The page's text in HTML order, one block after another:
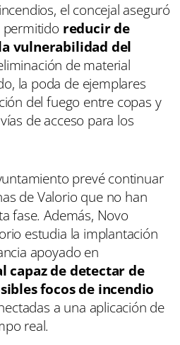
el concejal aseguró
permitido reducir de
vulnerabilidad del
de material
la poda de ejemplares
del fuego entre copas y
de acceso para los
prevé continuar
de Valorio que no han
fase. Además, Novo
estudia la implantación
apoyado en
de detectar de
focos de incendio
a una aplicación de
real.